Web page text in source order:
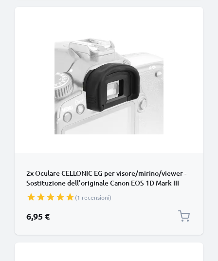
2x Oculare CELLONIC EG per visore/mirino/viewer -
Sostituzione dell’originale Canon EOS 1D Mark III
EOS 5D Mark III EOS 7D smarrito Protezione in
Silicone gommino, ‘eye cup’
(1 recensioni)
6,95 €